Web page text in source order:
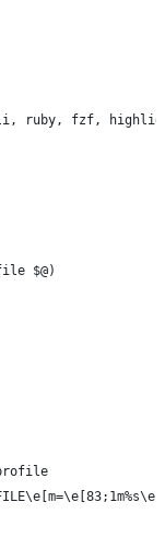
cli, ruby, fzf,
$@)